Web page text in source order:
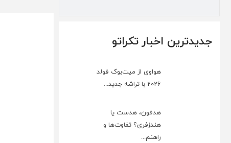
جدیدترین اخبار تکراتو
هواوی از میت‌بوک فولد
2026 با تراشه جدید...
هدفون، هدست یا
هندزفری؟ تفاوت‌ها و
راهنم...